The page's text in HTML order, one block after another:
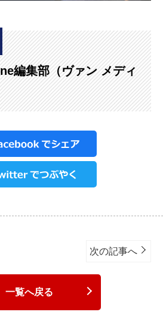
編集部（ヴァン メディ
次の記事へ
一覧へ戻る